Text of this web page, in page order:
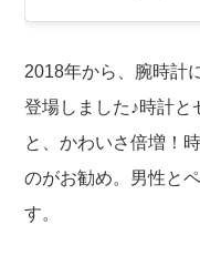
2018年から、腕時計
登場しました♪時計と
と、かわいさ倍増！
のがお勧め。男性と
す。